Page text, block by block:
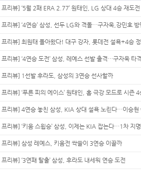
리뷰] ‘5월 2패 ERA 2.77’ 원태인, LG 상대 4승 재도전
리뷰] ‘4연승’ 삼성, 선두 LG와 격돌…구자욱,강민호
프리뷰] 최원태 돌아왔다! 대구 강자, 롯데전 설욕+4승
리뷰] ‘4연승 도전’ 삼성, 레예스 선발 출격…구자욱 타
프리뷰] 1선발 후라도, 삼성의 3연승 선사할까
리뷰] ‘푸른 피의 에이스’ 원태인, 홈 극강 모드로 시즌 4
프리뷰] 4연승 놓친 삼성, KIA 상대 설욕 노린다…이승현
리뷰] ‘키움 스윕승’ 삼성, 이제는 KIA 잡는다…1차 지명
프리뷰] 삼성 레예스, 키움전 싹쓸이 3연승 이끌까
리뷰] ‘3연패 탈출’ 삼성, 후라도 내세워 연승 도전